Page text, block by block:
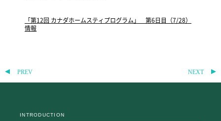
SCHOOL LIFE
一日の流れ
クラブ・同好会
保健室
「第12回 カナダホームスティプログラム」 第6日目（7/28）
情報
PREV NEXT
INTRODUCTION